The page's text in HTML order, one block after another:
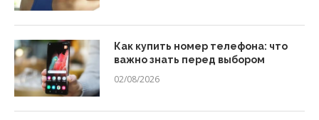
Как купить номер телефона: что
важно знать перед выбором
02/08/2026